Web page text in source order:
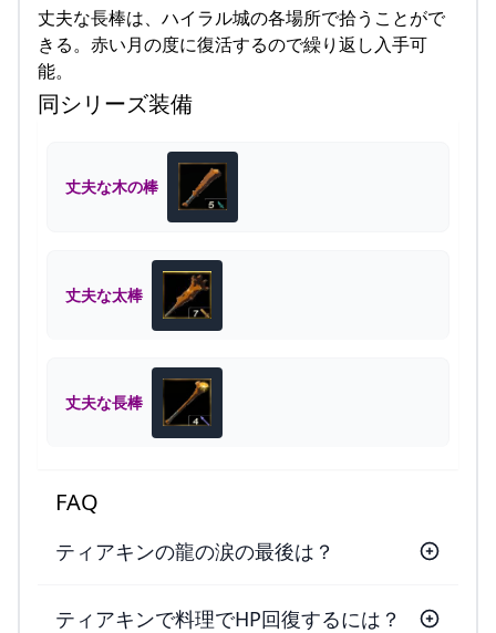
丈夫な長棒は、ハイラル城の各場所で拾うことがで
きる。赤い月の度に復活するので繰り返し入手可
能。
同シリーズ装備
丈夫な木の棒
丈夫な太棒
丈夫な長棒
FAQ
ティアキンの龍の涙の最後は？
ティアキンで料理でHP回復するには？